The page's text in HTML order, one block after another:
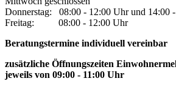
Donnerstag: 08:00 - 12:00 Uhr und 14:00
Freitag: 08:00 - 12:00 Uhr
Beratungstermine individuell vereinbar
zusätzliche Öffnungszeiten
jeweils von 09:00 - 11:00 Uhr